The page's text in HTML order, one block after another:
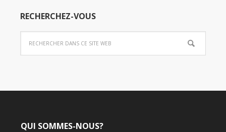
RECHERCHEZ-VOUS
QUI SOMMES-NOUS?